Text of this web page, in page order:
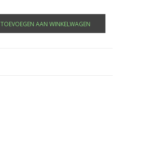
TOEVOEGEN AAN WINKELWAGEN